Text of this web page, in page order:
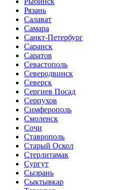
Рязань
Салават
Самара
Санкт-Петербург
Саранск
Саратов
Севастополь
Северодвинск
Северск
Сергиев Посад
Серпухов
Симферополь
Смоленск
Сочи
Ставрополь
Старый Оскол
Стерлитамак
Сургут
Сызрань
Сыктывкар